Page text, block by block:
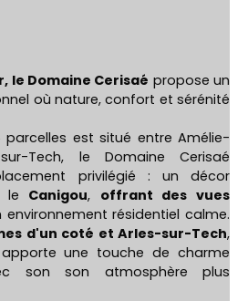
le Domaine Cerisaé propose un
où nature, confort et sérénité
est situé entre Amélie-
Tech, le Domaine Cerisaé
privilégié : un décor
le Canigou, offrant des vues
environnement résidentiel calme.
d'un coté et Arles-sur-Tech,
une touche de charme
son son atmosphère plus